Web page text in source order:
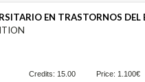
EN TRASTORNOS DEL
Credits: 15.00 Price: 1.100€